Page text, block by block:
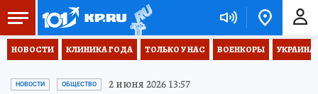
НОВОСТИ КЛИНИКА ГОДА ТОЛЬКО У НАС ВОЕНКОРЫ
НОВОСТИ ОБЩЕСТВО 2 июня 2026 13:57